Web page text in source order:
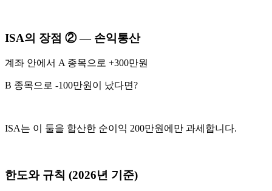
ISA의 장점 ② — 손익통산
계좌 안에서 A 종목으로 +300만원
B 종목으로 -100만원이 났다면?
ISA는 이 둘을 합산한 순이익 200만원에만 과세합니다.
한도와 규칙 (2026년 기준)